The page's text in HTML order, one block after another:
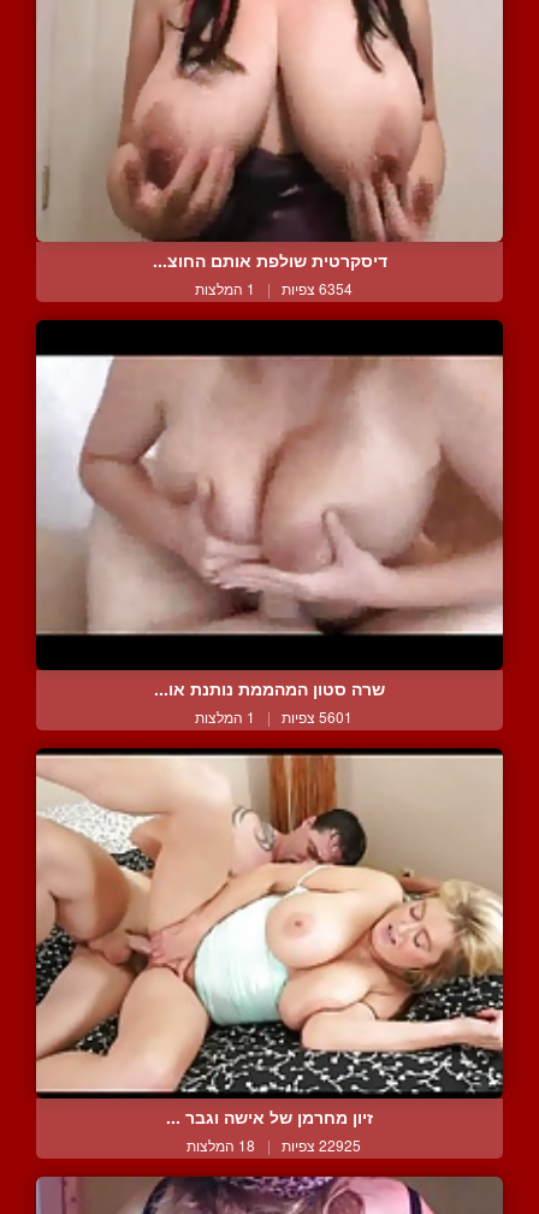
דיסקרטית שולפת אותם החוצ...
6354 צפיות | 1 המלצות
שרה סטון המהממת נותנת או...
5601 צפיות | 1 המלצות
זיון מחרמן של אישה וגבר ...
22925 צפיות | 18 המלצות